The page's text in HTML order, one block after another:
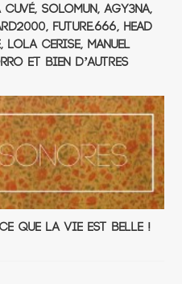
Solomun, AGY3NA,
Future.666, Head
CERISE, Manuel
et bien d’autres
Que La Vie Est Belle !